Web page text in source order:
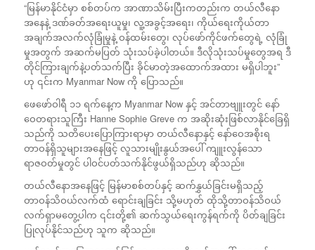
“မြန်မာနိုင်ငံမှာ စစ်တပ်က အာဏာသိမ်းပြီးကတည်းက တယ်လီနော
အနေနဲ့ ဒဏ်ခတ်အရေးယူမှု၊ လူ့အခွင့်အရေး၊ ကိုယ်ရေးကိုယ်တာ
အချက်အလက်လုံခြုံမှုနဲ့ ဝန်ထမ်းတွေ၊ လုပ်ဖော်ကိုင်ဖက်တွေရဲ့ လုံခြုံ
မှုအတွက် အဆက်မပြတ် သုံးသပ်ခဲ့ပါတယ်။ ဒီလိုသုံးသပ်မှုတွေအရ ဒီ
တိုင်ကြားချက်နဲ့ပတ်သက်ပြီး ခိုင်မာတဲ့အထောက်အထား မရှိပါဘူး”
ဟု ၎င်းက Myanmar Now ကို ပြောသည်။​
ဖေဖော်ဝါရီ ၁၁ ရက်နေ့က Myanmar Now နှင့် အင်တာဗျူးတွင် နော်
ဝေတရားသူကြီး Hanne Sophie Greve က အဆိုးဆုံးဖြစ်လာနိုင်ခြေရှိ
သည်ကို သတိပေးပြောကြားရာမှာ တယ်လီနောနှင့် နော်ဝေအစိုးရ
တာဝန်ရှိသူများအနေဖြင့် လူသားမျိုးနွယ်အပေါ် ကျူးလွန်သော
ရာဇဝတ်မှုတွင် ပါဝင်ပတ်သက်နိုင်ဖွယ်ရှိသည်ဟု ဆိုသည်။
တယ်လီနောအနေဖြင့် မြန်မာစစ်တပ်နှင့် ဆက်နွှယ်ခြင်းမရှိသည့်
တာဝန်သိဝယ်လက်ထံ ရောင်းချခြင်း သို့မဟုတ် ထိုသို့တာဝန်သိဝယ်
လက်ရှာမတွေ့ပါက ၎င်းတို့၏ ဆက်သွယ်ရေးကွန်ရက်ကို ပိတ်ချခြင်း
ပြုလုပ်နိုင်သည်ဟု သူက ဆိုသည်။​